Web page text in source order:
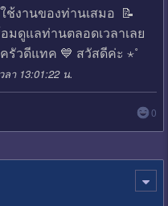
ช้งานของท่านเสมอ 📝
มดูแลท่านตลอดเวลาเลย
วดีแทค 💙 สวัสดีค่ะ ⋆˚
า 13:01:22 น.
0